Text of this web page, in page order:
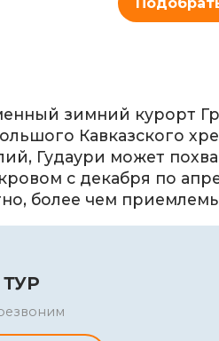
зимний курорт
Кавказского
Гудаури может
с декабря по
более чем